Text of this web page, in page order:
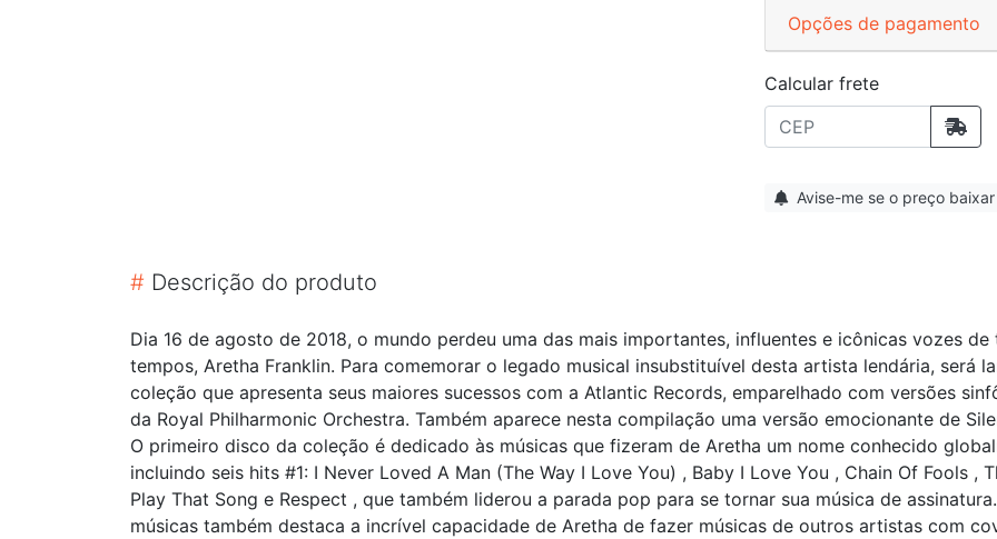
Opções de pagamento
Calcular frete
Avise-me se o preço baixar
# Descrição do produto
Dia 16 de agosto de 2018, o mundo perdeu uma das mais importantes, influentes e icônicas vozes
tempos, Aretha Franklin. Para comemorar o legado musical insubstituível desta artista lendária, será
coleção que apresenta seus maiores sucessos com a Atlantic Records, emparelhado com versões
da Royal Philharmonic Orchestra. Também aparece nesta compilação uma versão emocionante de
O primeiro disco da coleção é dedicado às músicas que fizeram de Aretha um nome conhecido
incluindo seis hits #1: I Never Loved A Man (The Way I Love You) , Baby I Love You , Chain Of Fools ,
Play That Song e Respect , que também liderou a parada pop para se tornar sua música de
músicas também destaca a incrível capacidade de Aretha de fazer músicas de outros artistas com